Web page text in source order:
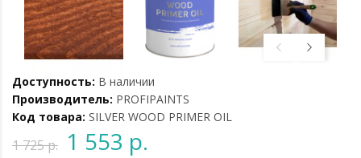
Доступность: В наличии
Производитель: PROFIPAINTS
Код товара: SILVER WOOD PRIMER OIL
1 725 р. 1 553 р.